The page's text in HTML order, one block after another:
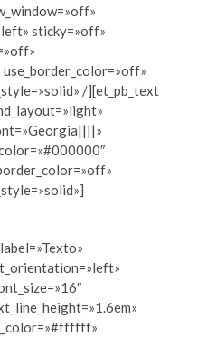
sticky=»off»
use_border_color=»off»
/][et_pb_text